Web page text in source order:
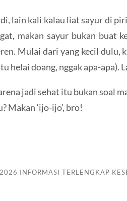
lain kali kalau liat sayur di
makan sayur bukan buat
Mulai dari yang kecil dulu,
helai doang, nggak apa-apa).
jadi sehat itu bukan soal
Makan ‘ijo-ijo’, bro!
INFORMASI TERLENGKAP